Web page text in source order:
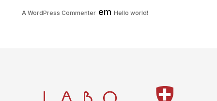
A WordPress Commenterem Hello world!